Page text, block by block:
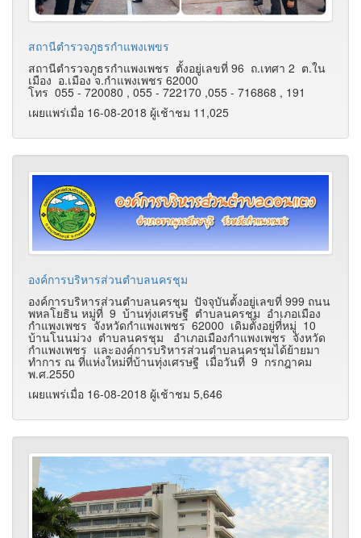
สถานีตำรวจภูธรกำแพงเพขร
สถานีตำรวจภูธรกำแพงเพชร ตั้งอยู่เลขที่ 96 ถ.เทศา 2 ต.ใน
เมือง อ.เมือง จ.กำแพงเพชร 62000
โทร 055 - 720080 , 055 - 722170 ,055 - 716868 , 191
เผยแพร่เมื่อ 16-08-2018 ผู้เช้าชม 11,025
องค์การบริหารส่วนตำบลนครชุม
องค์การบริหารส่วนตำบลนครชุม ปัจจุบันตั้งอยู่เลขที่ 999 ถนน
พหลโยธิน หมู่ที่ 9 บ้านทุ่งเศรษฐี ตำบลนครชุม อำเภอเมือง
กำแพงเพชร จังหวัดกำแพงเพชร 62000 เดิมตั้งอยู่ที่หมู่ 10
บ้านโนนม่วง ตำบลนครชุม อำเภอเมืองกำแพงเพชร จังหวัด
กำแพงเพชร และองค์การบริหารส่วนตำบลนครชุมได้ย้ายมา
ทำการ ณ ที่แห่งใหม่ที่บ้านทุ่งเศรษฐี เมื่อวันที่ 9 กรกฎาคม
พ.ศ.2550
เผยแพร่เมื่อ 16-08-2018 ผู้เช้าชม 5,646